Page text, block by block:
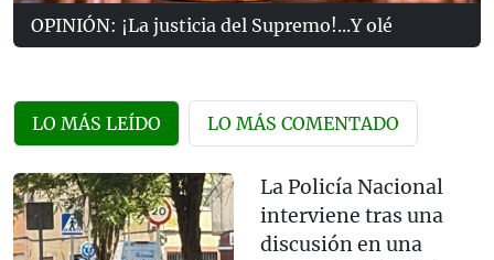
OPINIÓN: ¡La justicia del Supremo!...Y olé
LO MÁS LEÍDO LO MÁS COMENTADO
La Policía Nacional
interviene tras una
discusión en una